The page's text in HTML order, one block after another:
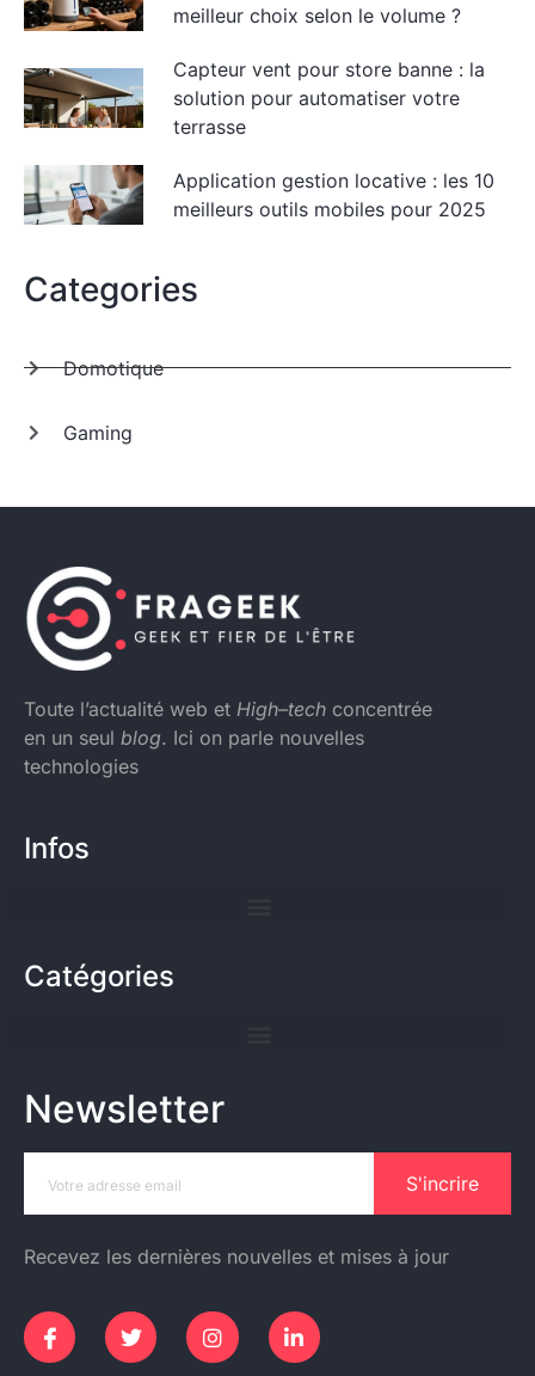
meilleur choix selon le volume ?
Capteur vent pour store banne : la
solution pour automatiser votre
terrasse
Application gestion locative : les 10
meilleurs outils mobiles pour 2025
Categories
Domotique
Gaming
Toute l’actualité web et High–tech concentrée
en un seul blog. Ici on parle nouvelles
technologies
Infos
Catégories
Newsletter
S'incrire
Recevez les dernières nouvelles et mises à jour